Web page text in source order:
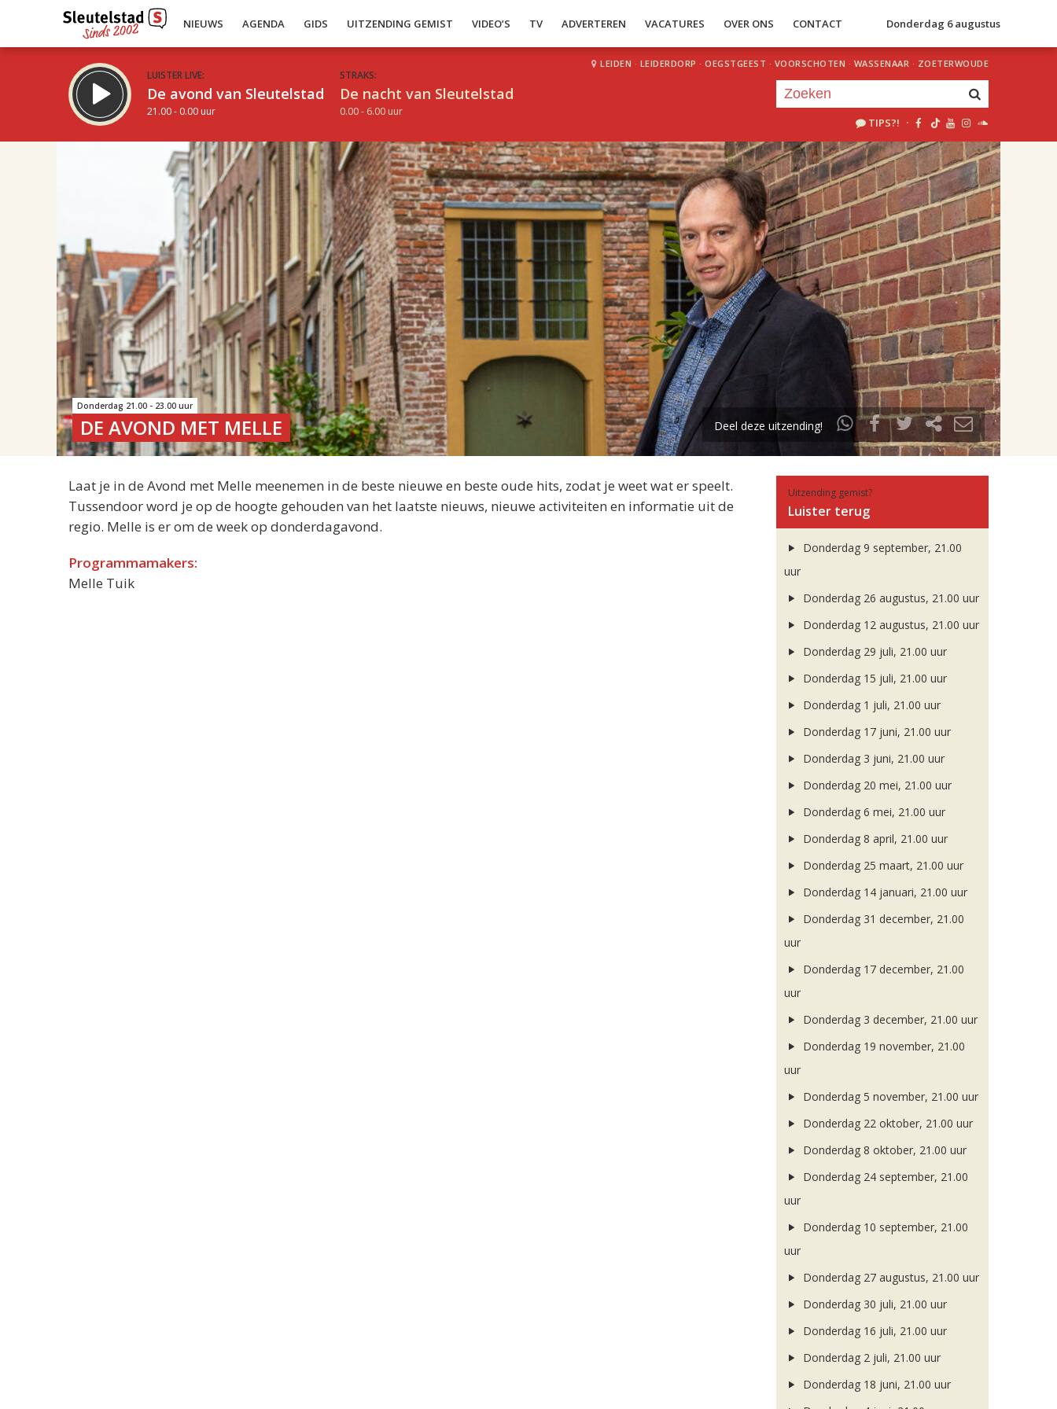
NIEUWS AGENDA GIDS UITZENDING GEMIST VIDEO’S TV ADVERTEREN VACATURES OVER ONS CONTACT Donderdag 6 augustus
LUISTER LIVE:
De avond van Sleutelstad
21.00 - 0.00 uur
STRAKS:
De nacht van Sleutelstad
0.00 - 6.00 uur
LEIDEN · LEIDERDORP · OEGSTGEEST · VOORSCHOTEN · WASSENAAR · ZOETERWOUDE
TIPS?! ·
22.00
Je luistert nu naar
uur 1 van 2
«Vorig uur Volgend uur»
Donderdag 21.00 - 23.00 uur
DE AVOND MET MELLE Deel deze uitzending!
Laat je in de Avond met Melle meenemen in de beste nieuwe en beste oude hits, zodat je weet wat er speelt.
Tussendoor word je op de hoogte gehouden van het laatste nieuws, nieuwe activiteiten en informatie uit de
regio. Melle is er om de week op donderdagavond.
Programmamakers:
Melle Tuik
Uitzending gemist?
Luister terug
Donderdag 9 september, 21.00
uur
Donderdag 26 augustus, 21.00 uur
Donderdag 12 augustus, 21.00 uur
Donderdag 29 juli, 21.00 uur
Donderdag 15 juli, 21.00 uur
Donderdag 1 juli, 21.00 uur
Donderdag 17 juni, 21.00 uur
Donderdag 3 juni, 21.00 uur
Donderdag 20 mei, 21.00 uur
Donderdag 6 mei, 21.00 uur
Donderdag 8 april, 21.00 uur
Donderdag 25 maart, 21.00 uur
Donderdag 14 januari, 21.00 uur
Donderdag 31 december, 21.00
uur
Donderdag 17 december, 21.00
uur
Donderdag 3 december, 21.00 uur
Donderdag 19 november, 21.00
uur
Donderdag 5 november, 21.00 uur
Donderdag 22 oktober, 21.00 uur
Donderdag 8 oktober, 21.00 uur
Donderdag 24 september, 21.00
uur
Donderdag 10 september, 21.00
uur
Donderdag 27 augustus, 21.00 uur
Donderdag 30 juli, 21.00 uur
Donderdag 16 juli, 21.00 uur
Donderdag 2 juli, 21.00 uur
Donderdag 18 juni, 21.00 uur